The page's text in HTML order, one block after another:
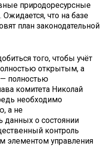
природоресурсные
что на базе
план законодательной
того, чтобы учёт
открытым, а
полностью
комитета Николай
необходимо
а не
данных о состоянии
контроль
элементом управления